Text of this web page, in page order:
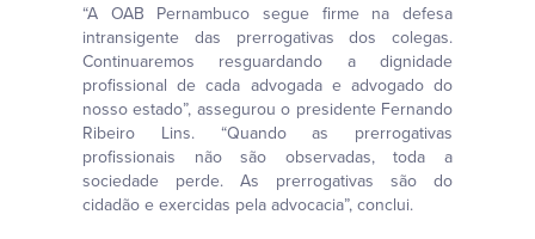
“A OAB Pernambuco segue firme na defesa
intransigente das prerrogativas dos colegas.
Continuaremos resguardando a dignidade
profissional de cada advogada e advogado do
nosso estado”, assegurou o presidente Fernando
Ribeiro Lins. “Quando as prerrogativas
profissionais não são observadas, toda a
sociedade perde. As prerrogativas são do
cidadão e exercidas pela advocacia”, conclui.